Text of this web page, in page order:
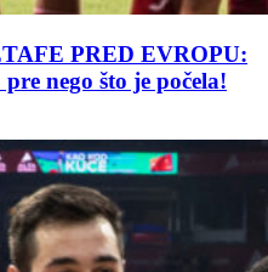
PRED EVROPU:
nego što je počela!